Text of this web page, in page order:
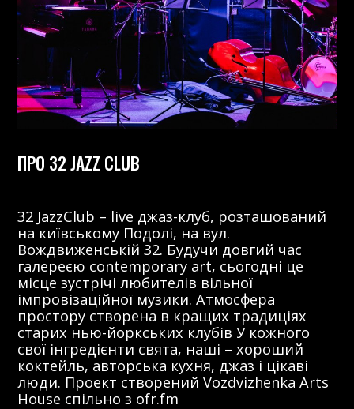
ПРО 32 JAZZ CLUB
32 JazzClub – live джаз-клуб, розташований
на київському Подолі, на вул.
Вождвиженській 32. Будучи довгий час
галереєю contemporary art, сьогодні це
місце зустрічі любителів вільної
імпровізаційної музики. Атмосфера
простору створена в кращих традиціях
старих нью-йоркських клубів У кожного
свої інгредієнти свята, наші – хороший
коктейль, авторська кухня, джаз і цікаві
люди. Проект створений Vozdvizhenka Arts
House спільно з ofr.fm